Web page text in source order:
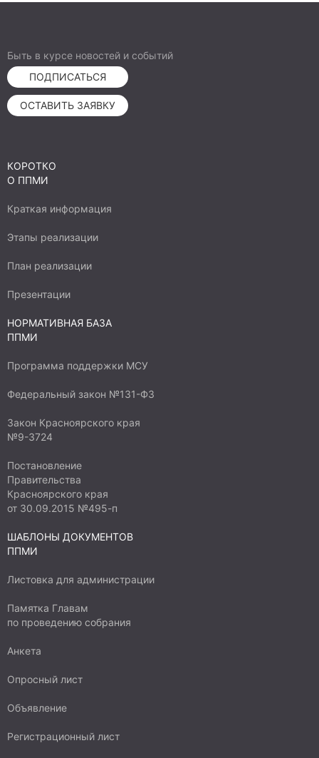
Быть в курсе новостей и событий
ПОДПИСАТЬСЯ
ОСТАВИТЬ ЗАЯВКУ
КОРОТКО
О ППМИ
Краткая информация
Этапы реализации
План реализации
Презентации
НОРМАТИВНАЯ БАЗА
ППМИ
Программа поддержки МСУ
Федеральный закон №131-ФЗ
Закон Красноярского края
№9-3724
Постановление
Правительства
Красноярского края
от 30.09.2015 №495-п
ШАБЛОНЫ ДОКУМЕНТОВ
ППМИ
Листовка для администрации
Памятка Главам
по проведению собрания
Анкета
Опросный лист
Объявление
Регистрационный лист